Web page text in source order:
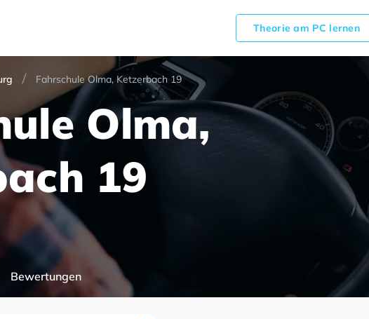
Theorie am PC lernen
Fahrschule Olma, Ketzerbach 19
Olma,
19
Bewertungen